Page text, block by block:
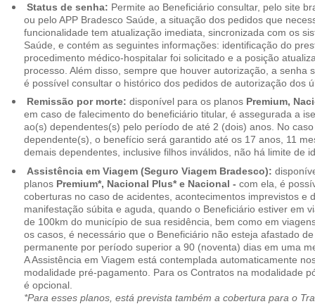
Status de senha: Permite ao Beneficiário consultar, pelo site
ou pelo APP Bradesco Saúde, a situação dos pedidos que
funcionalidade tem atualização imediata, sincronizada com os
Saúde, e contém as seguintes informações: identificação do
procedimento médico-hospitalar foi solicitado e a posição
processo. Além disso, sempre que houver autorização, a senha
é possível consultar o histórico dos pedidos de autorização dos
Remissão por morte: disponível para os planos Premium,
em caso de falecimento do beneficiário titular, é assegurada a
ao(s) dependentes(s) pelo período de até 2 (dois) anos. No
dependente(s), o benefício será garantido até os 17 anos, 11
demais dependentes, inclusive filhos inválidos, não há limite de
Assistência em Viagem (Seguro Viagem Bradesco):
planos Premium*, Nacional Plus* e Nacional - com ela, é
coberturas no caso de acidentes, acontecimentos imprevistos e
manifestação súbita e aguda, quando o Beneficiário estiver em
de 100km do município de sua residência, bem como em
os casos, é necessário que o Beneficiário não esteja afastado
permanente por período superior a 90 (noventa) dias em uma
A Assistência em Viagem está contemplada automaticamente
modalidade pré-pagamento. Para os Contratos na modalidade
é opcional.
*Para esses planos, está prevista também a cobertura para o